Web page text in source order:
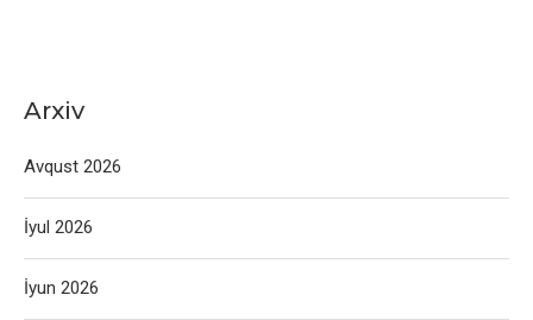
Arxiv
Avqust 2026
İyul 2026
İyun 2026